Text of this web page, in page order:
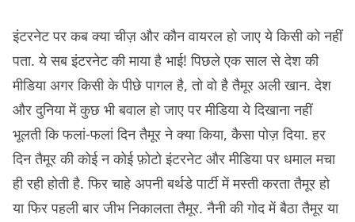
इंटरनेट पर कब क्या चीज़ और कौन वायरल हो जाए ये किसी को नहीं
पता. ये सब इंटरनेट की माया है भाई! पिछले एक साल से देश की
मीडिया अगर किसी के पीछे पागल है, तो वो है तैमूर अली खान. देश
और दुनिया में कुछ भी बवाल हो जाए पर मीडिया ये दिखाना नहीं
भूलती कि फलां-फलां दिन तैमूर ने क्या किया, कैसा पोज़ दिया. हर
दिन तैमूर की कोई न कोई फ़ोटो इंटरनेट और मीडिया पर धमाल मचा
ही रही होती है. फिर चाहे अपनी बर्थडे पार्टी में मस्ती करता तैमूर हो
या फिर पहली बार जीभ निकालता तैमूर. नैनी की गोद में बैठा तैमूर या